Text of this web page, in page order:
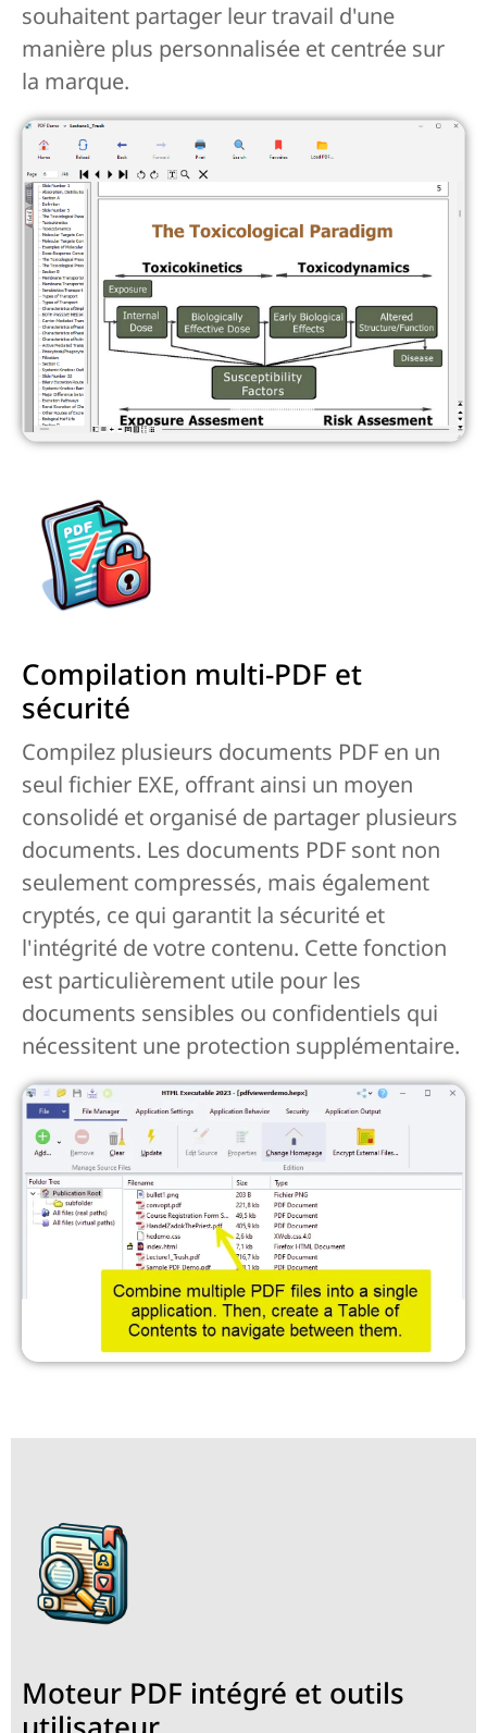
souhaitent partager leur travail d'une
manière plus personnalisée et centrée sur
la marque.
Compilation multi-PDF et
sécurité
Compilez plusieurs documents PDF en un
seul fichier EXE, offrant ainsi un moyen
consolidé et organisé de partager plusieurs
documents. Les documents PDF sont non
seulement compressés, mais également
cryptés, ce qui garantit la sécurité et
l'intégrité de votre contenu. Cette fonction
est particulièrement utile pour les
documents sensibles ou confidentiels qui
nécessitent une protection supplémentaire.
Moteur PDF intégré et outils